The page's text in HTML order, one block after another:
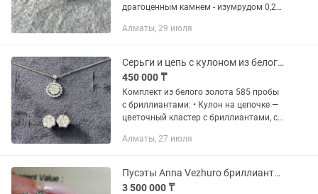
драгоценным камнем - изумрудом 0,2
Очень изящное кольцо
покупалось в...
Алматы, 29 июля
Серьги и цепь с кулоном из белого золота с бриллиантами
450 000 ₸
Комплект из белого золота 585 пробы
с бриллиантами: • Кулон на цепочке —
цветочный кластер с бриллиантами, с
аналогичный цветочный дизайн с
Алматы, 27 июля
Пусэты Anna Vezhuro бриллиантовые 18K
3 500 000 ₸